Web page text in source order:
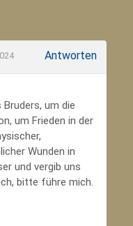
Antworten
um die
um Frieden in der
Wunden in
und vergib uns
bitte führe mich.